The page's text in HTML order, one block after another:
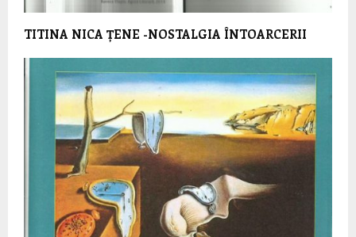
TITINA NICA ȚENE -NOSTALGIA ÎNTOARCERII